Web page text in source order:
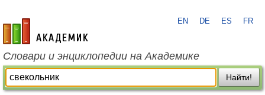
academic.ru
EN DE ES FR
Словари и энциклопедии на Академике
Найти!